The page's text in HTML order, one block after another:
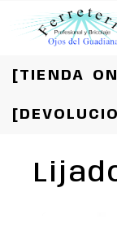
[TIENDA